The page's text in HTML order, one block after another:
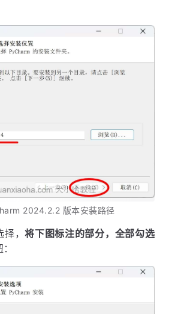
2024.2.2 版本安装路径
择，将下图标注的部分，全部勾选